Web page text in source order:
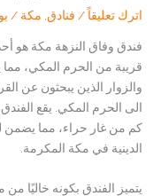
اترك تعليقاً / فنادق مكة /
فندق وفاق النزهة مكة هو
قريبة من الحرم المكي، مما
والزوار الذين يبحثون عن
كم من غار حراء، مما يضمن
الدينية في مكة المكرمة.
يتميز الفندق بكونه خاليًا